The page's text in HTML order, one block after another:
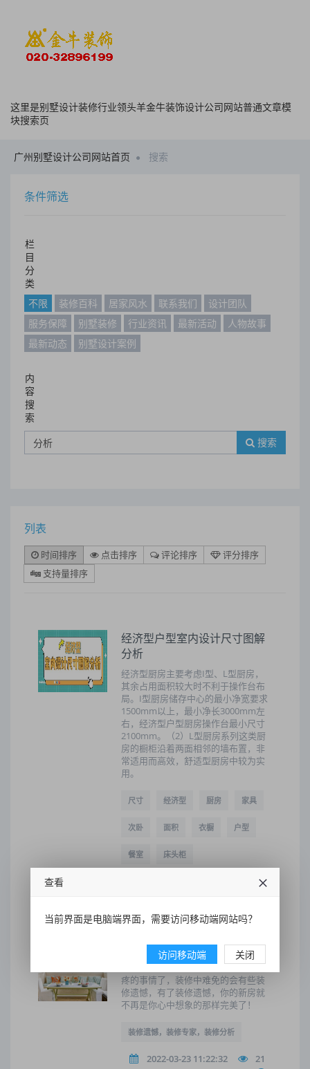
这里是别墅设计装修行业领头羊金牛装饰设计公司网站普通文章模
块搜索页
广州别墅设计公司网站首页 搜索
条件筛选
栏
目
分
类
不限
装修百科 居家风水 联系我们
设计团队
服务保障
别墅装修 行业资讯 最新活动
人物故事
最新动态
别墅设计案例
内
容
搜
索
搜索
列表
时间排序 点击排序 评论排序
评分排序
支持量排序
经济型户型室内设计尺寸图解
分析
经济型厨房主要考虑I型、L型厨房，
其余占用面积较大时不利于操作台布
局。I型厨房储存中心的最小净宽要求
1500mm以上，最小净长3000mm左
右，经济型户型厨房操作台最小尺寸
2100mm。（2）L型厨房系列这类厨
房的橱柜沿着两面相邻的墙布置，非
常适用而高效，舒适型厨房中较为实
用。
尺寸 经济型 厨房 家具
次卧 面积 衣橱 户型
餐室 床头柜
87
装修有遗憾，专家帮您来拯救
现在装修真的是一件很大，让人很头
疼的事情了，装修中难免的会有些装
修遗憾，有了装修遗憾，你的新房就
不再是你心中想象的那样完美了！
装修遗憾，装修专家，装修分析
2022-03-23 11:22:32 21
查看
当前界面是电脑端界面，需要访问移动端网站吗？
访问移动端 关闭